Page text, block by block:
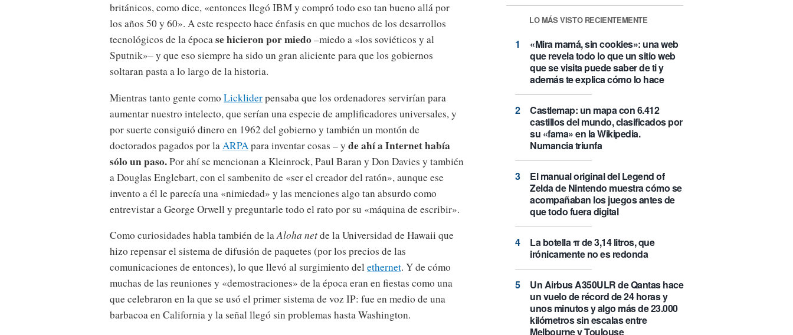
británicos, como dice, «entonces llegó IBM y compró todo eso tan bueno allá por
los años 50 y 60». A este respecto hace énfasis en que muchos de los desarrollos
tecnológicos de la épocase hicieron por miedo–miedo a «los soviéticos y al
Sputnik»– y que eso siempre ha sido un gran aliciente para que los gobiernos
soltaran pasta a lo largo de la historia.
Mientras tanto gente como Lickliderpensaba que los ordenadores servirían para
aumentar nuestro intelecto, que serían una especie de amplificadores universales, y
por suerte consiguió dinero en 1962 del gobierno y también un montón de
doctorados pagados por la ARPA para inventar cosas – y de ahí a Internet había
sólo un paso.Por ahí se mencionan a Kleinrock, Paul Baran y Don Davies y también
a Douglas Englebart, con el sambenito de «ser el creador del ratón», aunque ese
invento a él le parecía una «nimiedad» y las menciones algo tan absurdo como
entrevistar a George Orwell y preguntarle todo el rato por su «máquina de escribir».
Como curiosidades habla también de laAloha netde la Universidad de Hawaii que
hizo repensar el sistema de difusión de paquetes (por los precios de las
comunicaciones de entonces), lo que llevó al surgimiento delethernet. Y de cómo
muchas de las reuniones y «demostraciones» de la época eran en fiestas como una
que celebraron en la que se usó el primer sistema de voz IP: fue en medio de una
barbacoa en California y la señal llegó sin problemas hasta Washington.
LO MÁS VISTO RECIENTEMENTE
«Mira mamá, sin cookies»: una web
que revela todo lo que un sitio web
que se visita puede saber de ti y
además te explica cómo lo hace
Castlemap: un mapa con 6.412
castillos del mundo, clasificados por
su «fama» en la Wikipedia.
Numancia triunfa
El manual original del Legend of
Zelda de Nintendo muestra cómo se
acompañaban los juegos antes de
que todo fuera digital
La botella π de 3,14 litros, que
irónicamente no es redonda
Un Airbus A350ULR de Qantas hace
un vuelo de récord de 24 horas y
unos minutos y algo más de 23.000
kilómetros sin escalas entre
Melbourne y Toulouse